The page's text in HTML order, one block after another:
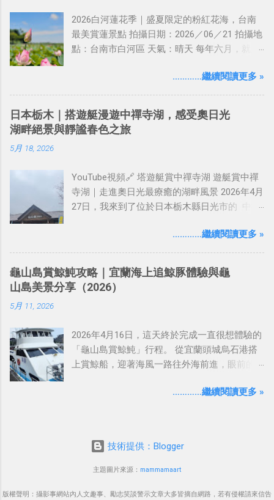
喔！ 可愛一對鵝 夜鷺 這次的展覽主題：「 杜
鵑花心心 」 薫衣草 繡球花（紫色） 繡球花
（紅色） 繡球花與杜鵑花互相爭艷 杜鵑花 我
隨風飄香的薰衣草，歡喜迎接每一位 游客到
來。「杜鵑花心心」展區仿若玫瑰綻放。以平
台為中心的杜鵑迴旋步道，如花 瓣班依序排
列，周邊花草則似葉片伸展，構築 大安森林公
2026白河蓮花季｜盛夏限定的粉紅花海，台南
最美賞蓮景點 拍攝日期：2026／06／21 拍攝地
點：台南市白河區 天氣：晴天 每年六月，就是
朗，我來到台南白河拍攝一年一度的白河蓮花
季。走進蓮田，滿眼都是翠綠的荷葉與盛開的
蓮花，微風吹過，花朵輕輕搖曳，讓人瞬間忘
了都市生活的忙碌，只想放慢腳步，好好享受
眼前的夏日美景。 白河的蓮花，每年都吸引許
片分享在這裏 2026白河蓮花季 ⸻ 白河蓮花
季的由來 說到台灣賞蓮，很多人第一個想到的
就是台南白河。 白河位於嘉南平原，擁有充足
長。早年當地農民主要種植蓮子、蓮藕及蓮花
相關農作，不僅帶動地方經濟，也逐漸形成全
台最大的蓮花產區，因此有「蓮花故鄉」的美
名。 為了推廣地方觀光與農業，白河區每年都
體驗活動，讓遊客更深入了解蓮花文化。 白河
的蓮花不只是觀賞植物，更代表著地方居民長
年努力耕耘的成果，也是白河重要的文化象
徵。 ⸻ 晴天下的白河蓮田，美得像一幅畫
放，每一朵都有不同姿態，讓人忍不住一直按
是蜜蜂忙著採蜜，整個畫面充滿夏天的生命
力。 如果仔細觀察，還能發現蓮蓬、荷葉、水
…………繼續閱讀更多 »
日本栃木｜搭遊艇漫遊中禪寺湖，感受奧日光
湖畔絕景與靜謐春色之旅
5月 18, 2026
YouTube視頻🔗 塔遊艇賞中禪寺湖 遊艇賞中禪
寺湖｜走進奧日光最療癒的湖畔風景 2026年4月
27日，我來到了位於日本栃木縣日光市的 中禪
春風搭配湖面的寧靜波光，讓人一踏進湖畔，
就有種遠離城市喧囂的感覺。 這次最期待的，
就是搭乘遊艇欣賞整座湖景。 比起只在岸邊散
步，從湖中央觀看中禪寺湖，真的會有完全不
同的感受。 ⸻ 中禪寺湖的由來與歷史 中禪
體山火山噴發後熔岩堵住溪谷，才形成今日的
中禪寺湖。 而湖名中的「中禪寺」，則與附近
歷史悠久的 日光山中禪寺 有關。 這座寺院是
一份莊嚴與靜謐感。 過去明治時代時，這裡更
湖仍保有濃厚的度假氛圍。 ⸻ 搭上遊艇，
從湖中央欣賞奧日光風景 來到中禪寺湖，真的
很推薦一定要搭一次遊覽船或遊艇。 當船緩緩
…………繼續閱讀更多 »
龜山島賞鯨魨攻略｜宜蘭海上追鯨豚體驗與龜
山島美景分享（2026）
5月 11, 2026
2026年4月16日，這天終於完成一直很想體驗的
「龜山島賞鯨魨」行程。 從宜蘭頭城烏石港搭
上賞鯨船，迎著海風一路往外海前進，眼前的
一開始就充滿期待感。 很多人來宜蘭會安排泡
是台灣東北角重要的賞鯨區域。 YouTube影片
的🔗 龜山島賞鯨魨 ⸻ 前往龜山島外海的旅
象相當穩定。 船隻慢慢離開港區後，岸邊的建
…………繼續閱讀更多 »
技術提供：Blogger
主題圖片來源： mammamaart
版權聲明：攝影事網站內人文趣事、勵志笑談警示文章大多皆摘自網路，若有侵權請來信告